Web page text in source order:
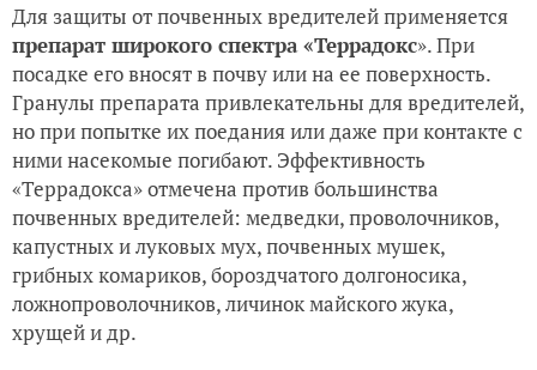
Для защиты от почвенных вредителей применяется
препарат широкого спектра «Террадокс». При
посадке его вносят в почву или на ее поверхность.
Гранулы препарата привлекательны для вредителей,
но при попытке их поедания или даже при контакте с
ними насекомые погибают. Эффективность
«Террадокса» отмечена против большинства
почвенных вредителей: медведки, проволочников,
капустных и луковых мух, почвенных мушек,
грибных комариков, бороздчатого долгоносика,
ложнопроволочников, личинок майского жука,
хрущей и др.